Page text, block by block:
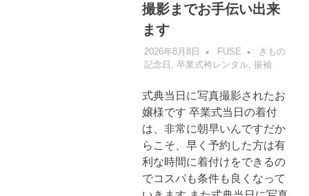
撮影までお手伝い出来
ます
2026年8月8日 FUSE
きもの
記念日
卒業式袴レンタル, 振袖
式典当日に写真撮影されたお
嬢様です 卒業式当日の着付
は、非常に朝早いんですだか
らこそ、早く予約した方は有
利な時間に着付けをできるの
でコスパも条件も良くなって